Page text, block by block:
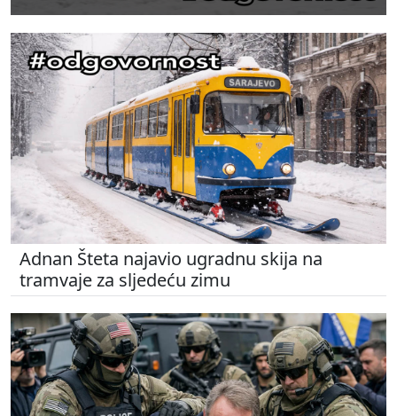
Adnan Šteta najavio ugradnu skija na
tramvaje za sljedeću zimu